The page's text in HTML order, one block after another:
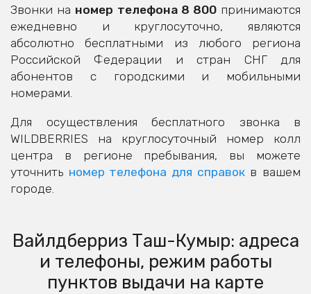
Звонки на номер телефона 8 800принимаются
ежедневно и круглосуточно, являются
абсолютно бесплатными из любого региона
Российской Федерации и стран СНГ для
абонентов с городскими и мобильными
номерами.
Для осуществления бесплатного звонка в
WILDBERRIES на круглосуточный номер колл
центра в регионе пребывания, вы можете
уточнить номер телефона для справокв вашем
городе.
Вайлдберриз Таш-Кумыр: адреса
и телефоны, режим работы
пунктов выдачи на карте